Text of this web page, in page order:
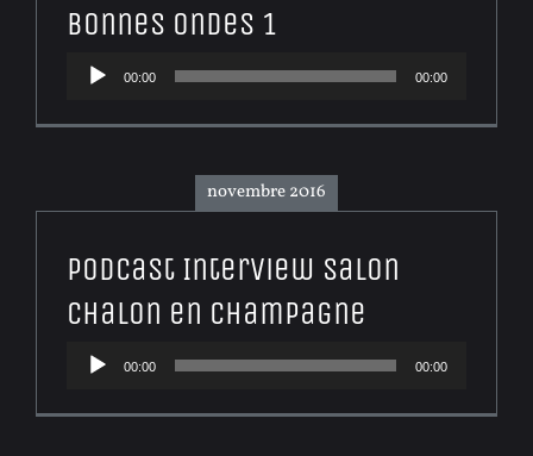
Bonnes Ondes 1
Lecteur
00:00 00:00
novembre 2016
Podcast Interview Salon
Chalon en Champagne
Lecteur
00:00 00:00